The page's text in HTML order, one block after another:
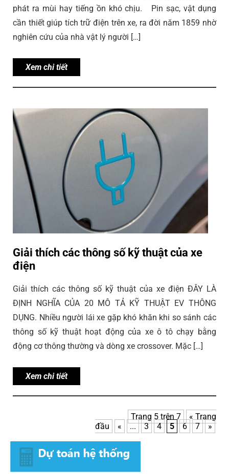
phát ra mùi hay tiếng ồn khó chịu. Pin sạc, vật dụng
cần thiết giúp tích trữ điện trên xe, ra đời năm 1859 nhờ
nghiên cứu của nhà vật lý người […]
Xem chi tiết
Giải thích các thông số kỹ thuật của xe
điện
Giải thích các thông số kỹ thuật của xe điện ĐÂY LÀ
ĐỊNH NGHĨA CỦA 20 MÔ TẢ KỸ THUẬT EV THÔNG
DỤNG. Nhiều người lái xe gặp khó khăn khi so sánh các
thông số kỹ thuật hoạt động của xe ô tô chạy bằng
động cơ thông thường và dòng xe crossover. Mặc […]
Xem chi tiết
Trang 5 trên 7
« Trang
đầu
« ... 3 4 5 6 7 »